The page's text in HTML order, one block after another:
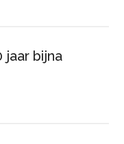
jaar bijna